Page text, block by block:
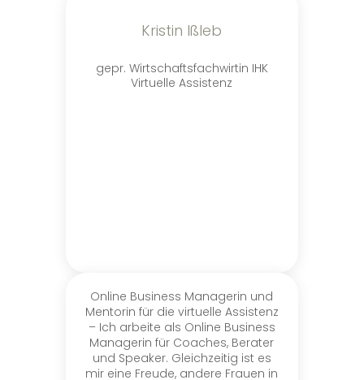
Kristin Ißleb
gepr. Wirtschaftsfachwirtin IHK
Virtuelle Assistenz
Online Business Managerin und
Mentorin für die virtuelle Assistenz
– Ich arbeite als Online Business
Managerin für Coaches, Berater
und Speaker. Gleichzeitig ist es
mir eine Freude, andere Frauen in